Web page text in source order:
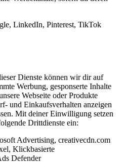
LinkedIn, Pinterest, TikTok
Dienste können wir dir auf
Werbung, gesponserte Inhalte
Webseite oder Produkte
und Einkaufsverhalten anzeigen
Mit deiner Einwilligung setzen
Drittdienste ein:
Advertising, creativecdn.com
Klickbasierte
Defender